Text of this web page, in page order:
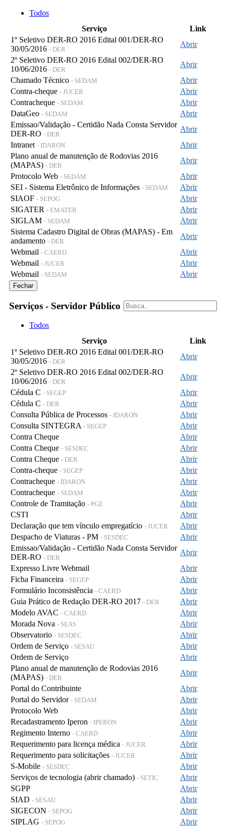
Todos
Serviço
Link
1º Seletivo DER-RO 2016 Edital 001/DER-RO
30/05/2016 - DER
Abrir
2º Seletivo DER-RO 2016 Edital 002/DER-RO
10/06/2016 - DER
Abrir
Chamado Técnico - SEDAM
Abrir
Contra-cheque - JUCER
Abrir
Contracheque - SEDAM
Abrir
DataGeo - SEDAM
Abrir
Emissao/Validação - Certidão Nada Consta Servidor
DER-RO - DER
Abrir
Intranet - IDARON
Abrir
Plano anual de manutenção de Rodovias 2016
(MAPAS) - DER
Abrir
Protocolo Web - SEDAM
Abrir
SEI - Sistema Eletrônico de Informações - SEDAM
Abrir
SIAOF - SEPOG
Abrir
SIGATER - EMATER
Abrir
SIGLAM - SEDAM
Abrir
Sistema Cadastro Digital de Obras (MAPAS) - Em
andamento - DER
Abrir
Webmail - CAERD
Abrir
Webmail - JUCER
Abrir
Webmail - SEDAM Abrir
Fechar
Serviços - Servidor Público
Todos
Serviço
Link
1º Seletivo DER-RO 2016 Edital 001/DER-RO
30/05/2016 - DER
Abrir
2º Seletivo DER-RO 2016 Edital 002/DER-RO
10/06/2016 - DER
Abrir
Cédula C - SEGEP
Abrir
Cédula C - DER
Abrir
Consulta Pública de Processos - IDARON
Abrir
Consulta SINTEGRA - SEGEP
Abrir
Contra Cheque
Abrir
Contra Cheque - SESDEC
Abrir
Contra Cheque - DER
Abrir
Contra-cheque - SEGEP
Abrir
Contracheque - IDARON
Abrir
Contracheque - SEDAM
Abrir
Controle de Tramitação - PGE
Abrir
CSTI
Abrir
Declaração que tem vínculo empregatício - JUCER
Abrir
Despacho de Viaturas - PM - SESDEC
Abrir
Emissao/Validação - Certidão Nada Consta Servidor
DER-RO - DER
Abrir
Expresso Livre Webmail
Abrir
Ficha Financeira - SEGEP
Abrir
Formulário Inconsistência - CAERD
Abrir
Guia Prático de Redação DER-RO 2017 - DER
Abrir
Modelo AVAC - CAERD
Abrir
Morada Nova - SEAS
Abrir
Observatorio - SESDEC
Abrir
Ordem de Serviço - SESAU
Abrir
Ordem de Serviço
Abrir
Plano anual de manutenção de Rodovias 2016
(MAPAS) - DER
Abrir
Portal do Contribuinte
Abrir
Portal do Servidor - SEDAM
Abrir
Protocolo Web
Abrir
Recadastramento Iperon - IPERON
Abrir
Regimento Interno - CAERD
Abrir
Requerimento para licença médica - JUCER
Abrir
Requerimento para solicitações - JUCER
Abrir
S-Mobile - SESDEC
Abrir
Serviços de tecnologia (abrir chamado) - SETIC
Abrir
SGPP
Abrir
SIAD - SESAU
Abrir
SIGECON - SEPOG
Abrir
SIPLAG - SEPOG
Abrir